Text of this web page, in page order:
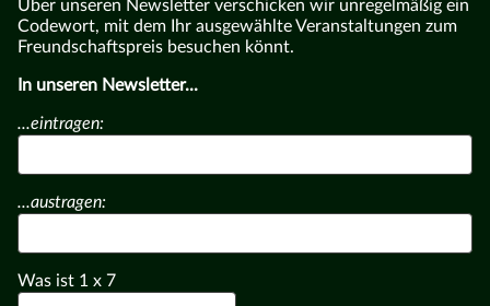
Über unseren Newsletter verschicken wir unregelmäßig ein
Codewort, mit dem Ihr ausgewählte Veranstaltungen zum
Freundschaftspreis besuchen könnt.
In unseren Newsletter...
...eintragen:
...austragen:
Was ist 1 x 7